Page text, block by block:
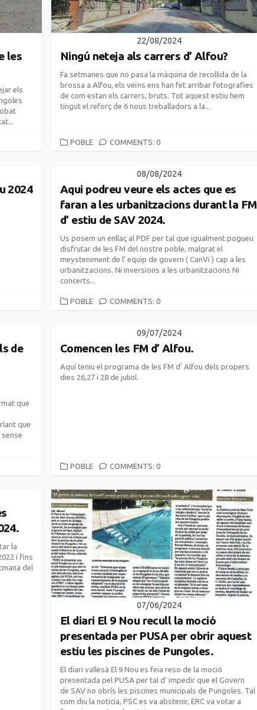
les
els
22/08/2024
Ningú neteja als carrers d’ Alfou?
Fa setmanes que no pasa la màquina de recollida de la
brossa a Alfou, els veïns ens han fet arribar fotografies
de com estan els carrers, bruts. Tot aquest estiu hem
tingut el reforç de 6 nous treballadors a la...
CATEGORIES
POBLE COMMENTS: 0
2024
08/08/2024
Aqui podreu veure els actes que es
faran a les urbanitzacions durant la FM
d’ estiu de SAV 2024.
Us posem un enllaç al PDF per tal que igualment pogueu
disfrutar de les FM del nostre poble, malgrat el
meysteniment de l’ equip de govern ( CanVi ) cap a les
urbanitzacions. Ni inversions a les urbanitzacions Ni
concerts...
CATEGORIES
POBLE COMMENTS: 0
de
que
que
09/07/2024
Comencen les FM d’ Alfou.
Aquí teniu el programa de les FM d’ Alfou dels propers
dies 26,27 i 28 de juliol.
CATEGORIES
POBLE COMMENTS: 0
la
i fins
del
07/06/2024
El diari El 9 Nou recull la moció
presentada per PUSA per obrir aquest
estiu les piscines de Pungoles.
El diari vallesà El 9 Nou es feia reso de la moció
presentada pel PUSA per tal d’ impedir que el Govern
de SAV no obrís les piscines municipals de Pungoles. Tal
com diu la noticia, PSC es va abstenir, ERC va votar a